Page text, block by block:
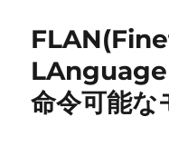
LAnguage
命令可能な